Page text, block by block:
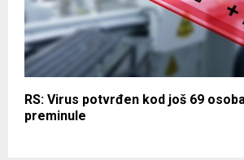
RS: Virus potvrđen kod još 69
preminule